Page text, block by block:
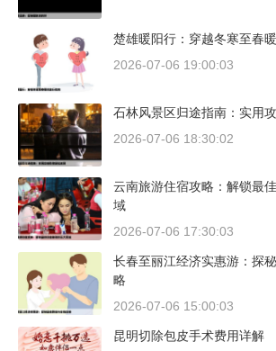
楚雄暖阳行：穿越冬寒至春
2026-07-06 19:00:03
石林风景区归途指南：实用
2026-07-06 18:30:02
云南旅游住宿攻略：解锁最
域
2026-07-06 17:30:03
长春至丽江经济实惠游：探
略
2026-07-06 15:00:03
昆明切除包皮手术费用详解